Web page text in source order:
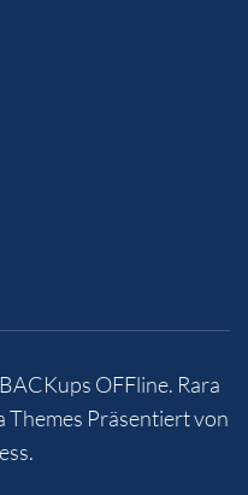
OFFline. Rara
Themes Präsentiert von
.